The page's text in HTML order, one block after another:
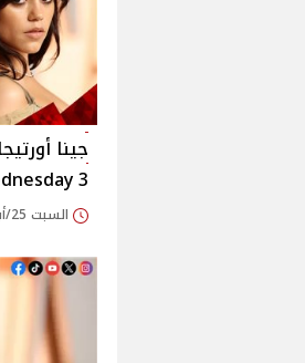
جينا
3 Wednesday مع مخرج ملحمي
السبت 25/أبريل/2026 - 11:19 ص